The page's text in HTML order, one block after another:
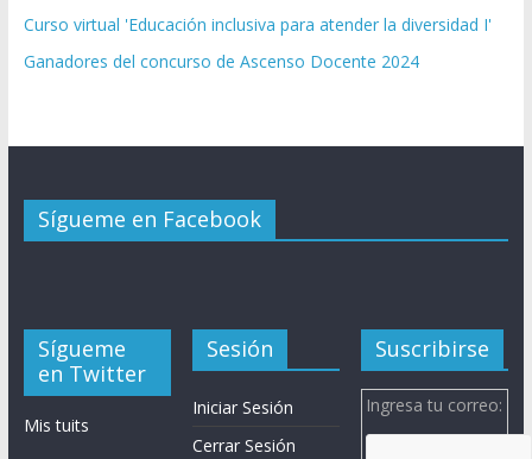
Curso virtual 'Educación inclusiva para atender la diversidad I'
Ganadores del concurso de Ascenso Docente 2024
Sígueme en Facebook
Sígueme
en Twitter
Mis tuits
Sesión
Iniciar Sesión
Cerrar Sesión
Suscribirse
Ingresa tu correo: